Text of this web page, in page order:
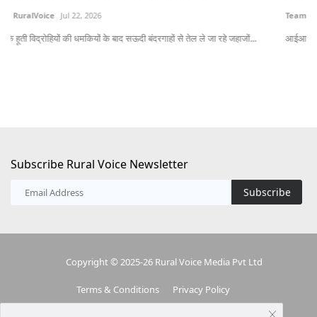
Team RuralVoice Jul 15, 2026
आईआईटी बॉम्बे के शोधकर्ताओं ने एआई और सैटेलाइट रडार डेटा पर आधारित एक उन्नत बाढ़...
Subscribe Rural Voice Newsletter
Subscribe
Copyright © 2025-26 Rural Voice Media Pvt Ltd
Terms & Conditions Privacy Policy